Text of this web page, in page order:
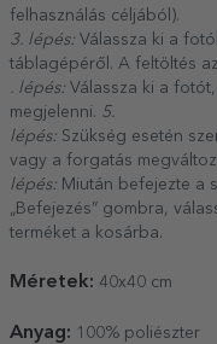
felhasználás céljából).
3. lépés: Válassza ki a
táblagépéről. A feltöltés
. lépés: Válassza ki a
megjelenni. 5.
lépés: Szükség esetén
vagy a forgatás
lépés: Miután befejezte a
„Befejezés” gombra,
terméket a kosárba.
Méretek: 40x40 cm
Anyag: 100% poliészter